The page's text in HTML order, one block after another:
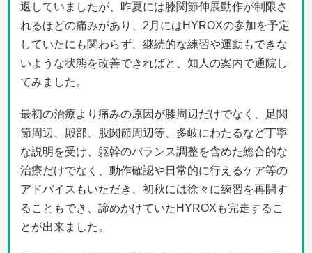
返していましたが、昨夏には膝関節伸展動作が制限さ
れるほどの痛みがあり、2月にはHYROXの参加を予定
していたにも関わらず、継続的な練習や運動もできな
いような状態を改善できればと、知人の案内で通院し
てみました。
最初の治療より痛みの原因が膝周辺だけでなく、足関
節周辺、殿部、股関節周辺等、多岐にわたるなど丁寧
な説明を受け、躯幹のバランス調整を含めた総合的な
治療だけでなく、動作確認や日常的に行えるケア等の
アドバイスもいただき、初秋には徐々に練習を再開す
ることもでき、諦めかけていたHYROXも完走するこ
とが出来ました。